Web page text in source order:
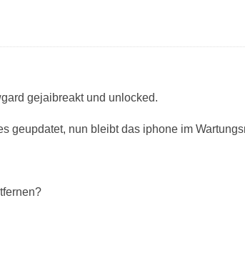
gejaibreakt und unlocked.
geupdatet, nun bleibt das iphone im